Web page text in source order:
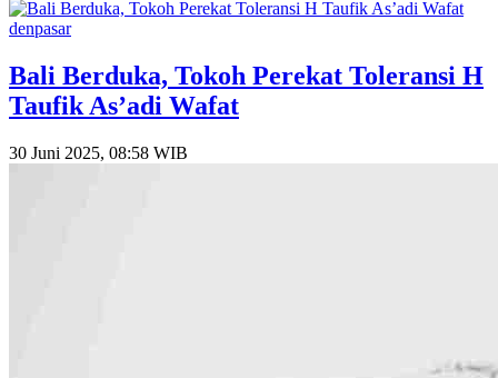
denpasar
Bali Berduka, Tokoh Perekat Toleransi H
Taufik As’adi Wafat
30 Juni 2025, 08:58 WIB